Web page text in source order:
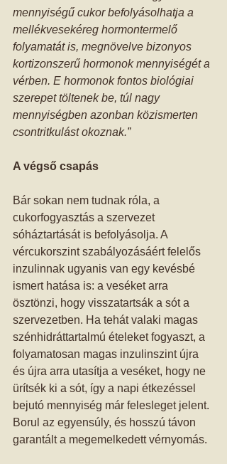
mennyiségű cukor befolyásolhatja a
mellékvesekéreg hormontermelő
folyamatát is, megnövelve bizonyos
kortizonszerű hormonok mennyiségét a
vérben. E hormonok fontos biológiai
szerepet töltenek be, túl nagy
mennyiségben azonban közismerten
csontritkulást okoznak.”
A végső csapás
Bár sokan nem tudnak róla, a
cukorfogyasztás a szervezet
sóháztartását is befolyásolja. A
vércukorszint szabályozásáért felelős
inzulinnak ugyanis van egy kevésbé
ismert hatása is: a veséket arra
ösztönzi, hogy visszatartsák a sót a
szervezetben. Ha tehát valaki magas
szénhidráttartalmú ételeket fogyaszt, a
folyamatosan magas inzulinszint újra
és újra arra utasítja a veséket, hogy ne
ürítsék ki a sót, így a napi étkezéssel
bejutó mennyiség már felesleget jelent.
Borul az egyensúly, és hosszú távon
garantált a megemelkedett vérnyomás.